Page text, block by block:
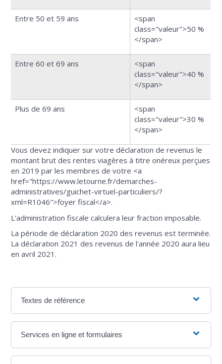
Entre 50 et 59 ans
<span
class="valeur">50 %
</span>
Entre 60 et 69 ans
<span
class="valeur">40 %
</span>
Plus de 69 ans
<span
class="valeur">30 %
</span>
Vous devez indiquer sur votre déclaration de revenus le
montant brut des rentes viagères à titre onéreux perçues
en 2019 par les membres de votre <a
href="https://www.letourne.fr/demarches-
administratives/guichet-virtuel-particuliers/?
xml=R1046">foyer fiscal</a>.
L'administration fiscale calculera leur fraction imposable.
La période de déclaration 2020 des revenus est terminée.
La déclaration 2021 des revenus de l'année 2020 aura lieu
en avril 2021.
Textes de référence
Services en ligne et formulaires